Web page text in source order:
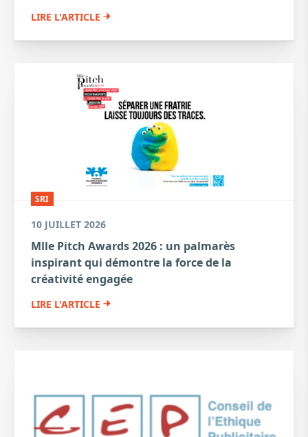
LIRE L'ARTICLE
SRI
10 JUILLET 2026
Mlle Pitch Awards 2026 : un palmarès
inspirant qui démontre la force de la
créativité engagée
LIRE L'ARTICLE